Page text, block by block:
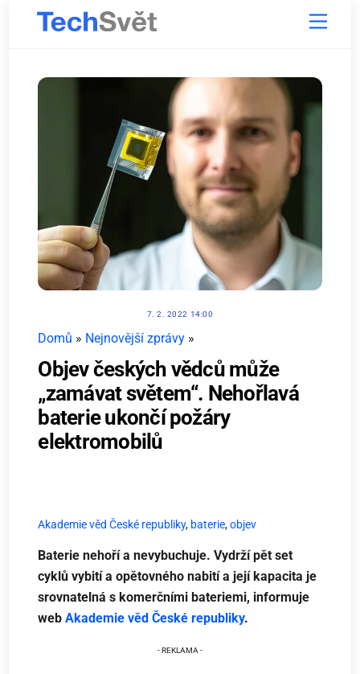
Menu
7. 2. 2022 14:00
Domů » Nejnovější zprávy »
Objev českých vědců může
„zamávat světem“. Nehořlavá
baterie ukončí požáry
elektromobilů
Akademie věd České republiky, baterie,objev
Baterie nehoří a nevybuchuje. Vydrží pět set
cyklů vybití a opětovného nabití a její kapacita je
srovnatelná s komerčními bateriemi, informuje
webAkademie věd České republiky.